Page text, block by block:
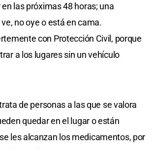
las próximas 48 horas; una
no oye o está en cama.
con Protección Civil, porque
a los lugares sin un vehículo
de personas a las que se valora
quedar en el lugar o están
les alcanzan los medicamentos, por